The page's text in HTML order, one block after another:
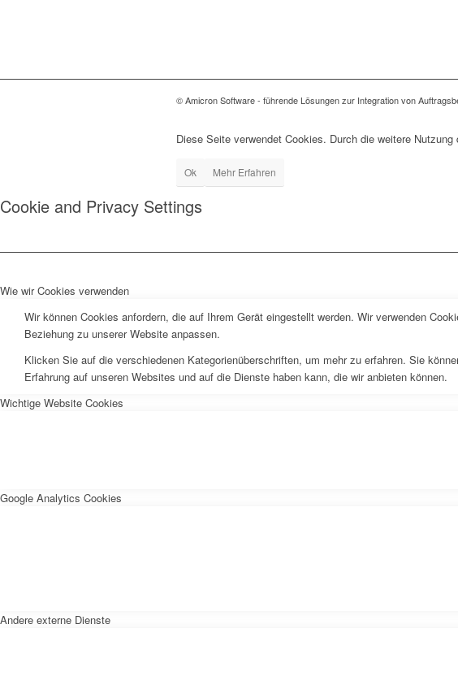
© Amicron Software - führende Lösungen zur Integration von
Diese Seite verwendet Cookies. Durch die weitere
Ok Mehr Erfahren
Cookie and Privacy Settings
Wie wir Cookies verwenden
Wir können Cookies anfordern, die auf Ihrem Gerät eingestellt werden. Wir verwenden
Beziehung zu unserer Website anpassen.
Klicken Sie auf die verschiedenen Kategorienüberschriften, um mehr zu erfahren. Sie
Erfahrung auf unseren Websites und auf die Dienste haben kann, die wir anbieten können.
Wichtige Website Cookies
Google Analytics Cookies
Andere externe Dienste